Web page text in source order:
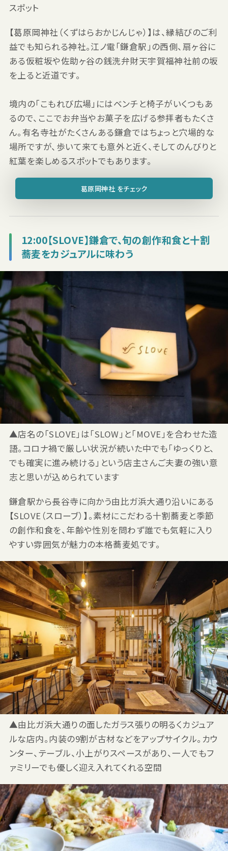
スポット
【葛原岡神社（くずはらおかじんじゃ）】は、縁結びのご利
益でも知られる神社。江ノ電「鎌倉駅」の西側、扇ヶ谷に
ある仮粧坂や佐助ヶ谷の銭洗弁財天宇賀福神社前の坂
を上ると近道です。
境内の「こもれび広場」にはベンチと椅子がいくつもあ
るので、ここでお弁当やお菓子を広げる参拝者もたくさ
ん。有名寺社がたくさんある鎌倉ではちょっと穴場的な
場所ですが、歩いて来ても意外と近く、そしてのんびりと
紅葉を楽しめるスポットでもあります。
葛原岡神社 をチェック
12:00【SLOVE】鎌倉で、旬の創作和食と十割
蕎麦をカジュアルに味わう
▲店名の「SLOVE」は「SLOW」と「MOVE」を合わせた造
語。コロナ禍で厳しい状況が続いた中でも「ゆっくりと、
でも確実に進み続ける」という店主さんご夫妻の強い意
志と思いが込められています
鎌倉駅から長谷寺に向かう由比ガ浜大通り沿いにある
【SLOVE（スローブ）】。素材にこだわる十割蕎麦と季節
の創作和食を、年齢や性別を問わず誰でも気軽に入り
やすい雰囲気が魅力の本格蕎麦処です。
▲由比ガ浜大通りの面したガラス張りの明るくカジュア
ルな店内。内装の9割が古材などをアップサイクル。カウ
ンター、テーブル、小上がりスペースがあり、一人でもフ
ァミリーでも優しく迎え入れてくれる空間